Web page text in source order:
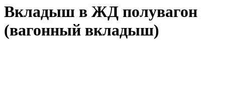
Вкладыш в ЖД полувагон
(вагонный вкладыш)